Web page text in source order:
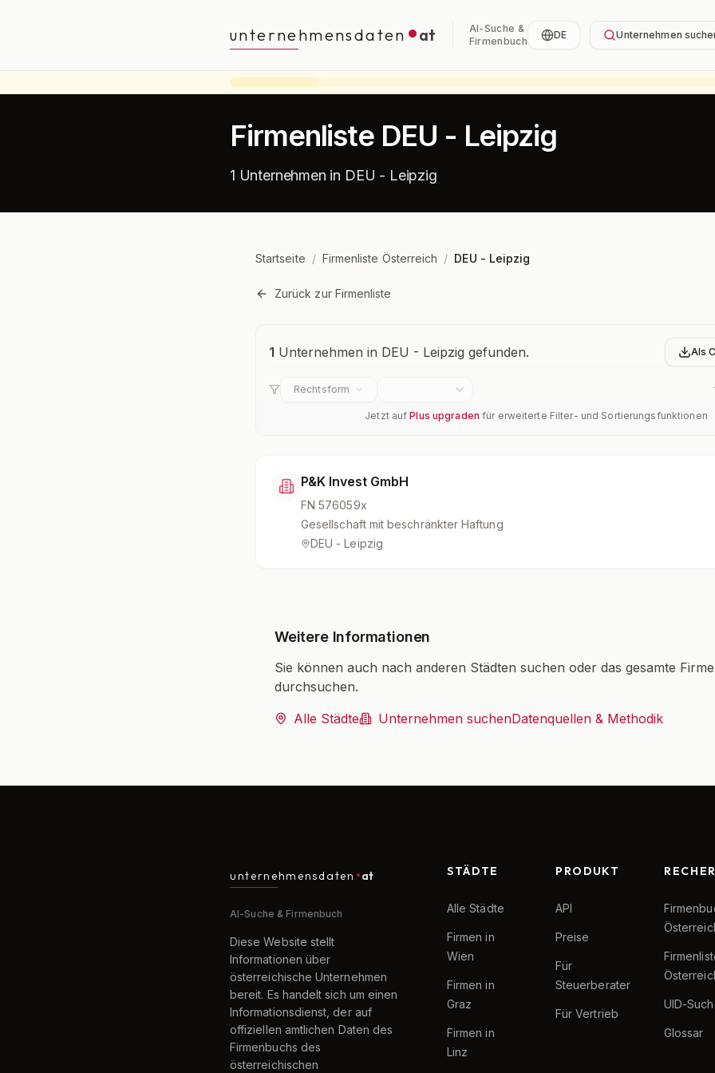
unternehmensdaten at
AI-Suche &
Firmenbuch
DE Unternehmen
Firmenliste DEU - Leipzig
1 Unternehmen in DEU - Leipzig
Startseite / Firmenliste Österreich / DEU - Leipzig
Zurück zur Firmenliste
Unternehmensübersicht
1 Unternehmen in DEU - Leipzig gefunden. Als
Rechtsform
Jetzt aufPlus upgraden für erweiterte Filter- und Sortierungsfunktionen
P&K Invest GmbH
FN576059x
Gesellschaft mit beschränkter Haftung
DEU - Leipzig
Weitere Informationen
Sie können auch nach anderen Städten suchen oder das gesamte
durchsuchen.
Alle Städte
Unternehmen suchenDatenquellen & Methodik
unternehmensdaten at
AI-Suche & Firmenbuch
Diese Website stellt
Informationen über
österreichische Unternehmen
bereit. Es handelt sich um einen
Informationsdienst, der auf
offiziellen amtlichen Daten des
Firmenbuchs des
österreichischen
STÄDTE
Alle Städte
Firmen in
Wien
Firmen in
Graz
Firmen in
Linz
PRODUKT
API
Preise
Für
Steuerberater
Für Vertrieb
UID-
Glossar